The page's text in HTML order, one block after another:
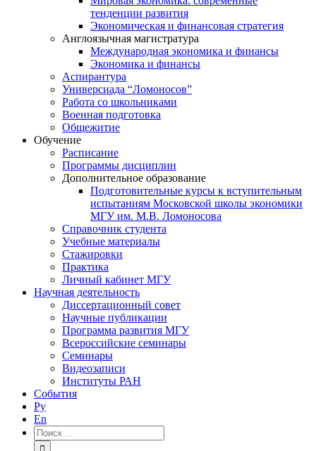
тенденции развития
Экономическая и финансовая стратегия
Англоязычная магистратура
Международная экономика и финансы
Экономика и финансы
Аспирантура
Универсиада “Ломоносов”
Работа со школьниками
Военная подготовка
Общежитие
Обучение
Расписание
Программы дисциплин
Дополнительное образование
Подготовительные курсы к вступительным
испытаниям Московской школы экономики
МГУ им. М.В. Ломоносова
Справочник студента
Учебные материалы
Стажировки
Практика
Личный кабинет МГУ
Научная деятельность
Диссертационный совет
Научные публикации
Программа развития МГУ
Всероссийские семинары
Семинары
Видеозаписи
Институты РАН
События
Ру
En
Результат
поиска: